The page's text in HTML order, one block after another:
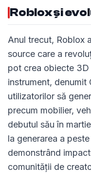
Roblox și
Anul trecut, Roblox
source care a
pot crea obiecte
instrument, denumit
utilizatorilor să
precum mobilier,
debutul său în
la generarea a
demonstrând
comunității de